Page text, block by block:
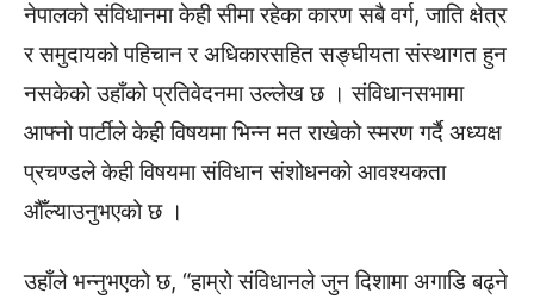
नेपालको संविधानमा केही सीमा रहेका कारण सबै वर्ग, जाति क्षेत्र
र समुदायको पहिचान र अधिकारसहित सङ्घीयता संस्थागत हुन
नसकेको उहाँको प्रतिवेदनमा उल्लेख छ । संविधानसभामा
आफ्नो पार्टीले केही विषयमा भिन्न मत राखेको स्मरण गर्दै अध्यक्ष
प्रचण्डले केही विषयमा संविधान संशोधनको आवश्यकता
औँल्याउनुभएको छ ।
उहाँले भन्नुभएको छ, “हाम्रो संविधानले जुन दिशामा अगाडि बढ्ने